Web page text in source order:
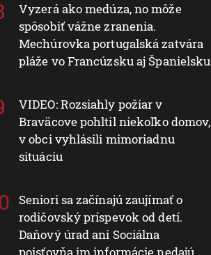
Vyzerá ako medúza, no môže
spôsobiť vážne zranenia.
Mechúrovka portugalská zatvára
pláže vo Francúzsku aj Španielsku
VIDEO: Rozsiahly požiar v
Braväcove pohltil niekoľko domov,
v obci vyhlásili mimoriadnu
situáciu
Seniori sa začínajú zaujímať o
rodičovský príspevok od detí.
Daňový úrad ani Sociálna